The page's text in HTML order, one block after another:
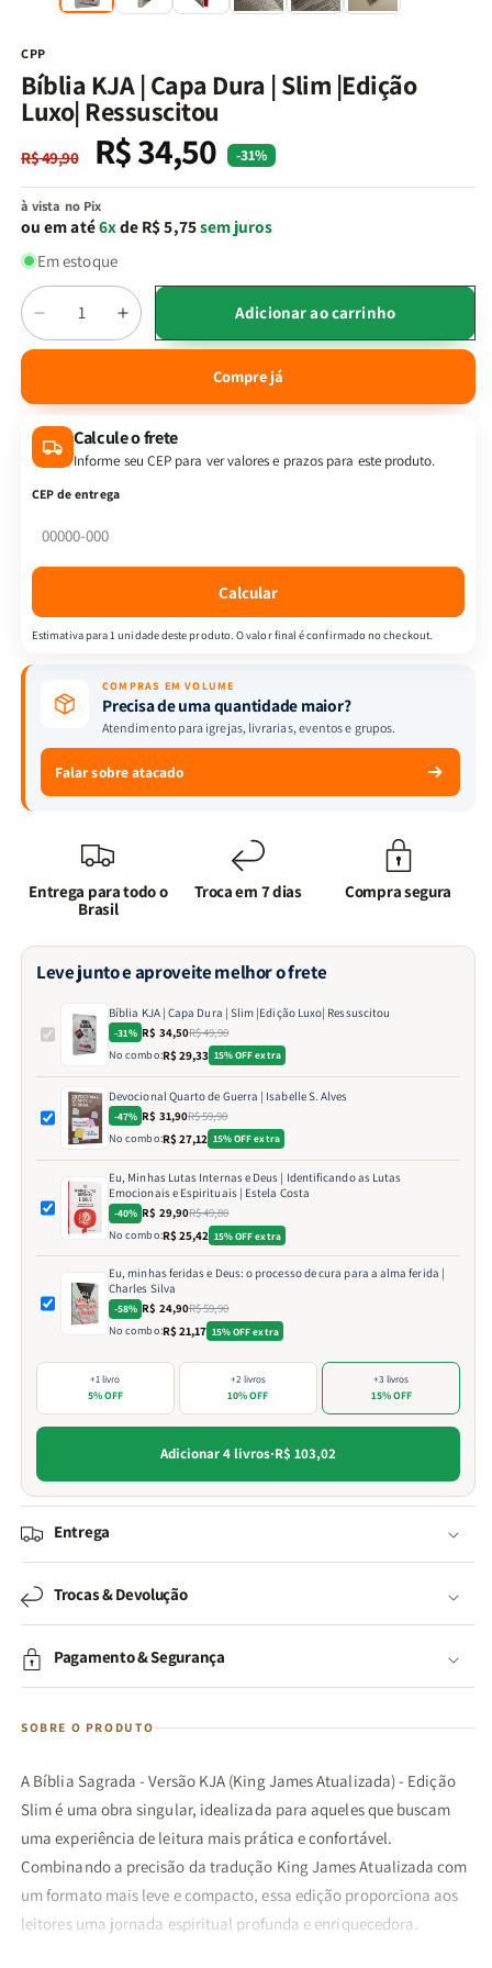
CPP
Bíblia KJA | Capa Dura | Slim |Edição
Luxo| Ressuscitou
Preço
normal
R$ 49,90
Preço
promocional
R$ 34,50 -31%
à vista no Pix
ou em até6xde R$ 5,75sem juros
Em estoque
Quantidade
Diminuir
a
Bíblia
KJA
|
Capa
|
Ressuscitou
Aumentar
a
quantidade
Bíblia
KJA
|
Ressuscitou
Adicionar ao carrinho
Compre já
Calcule o frete
Informe seu CEP para ver valores e prazos para este produto.
CEP de entrega
Calcular
Estimativa para 1 unidade deste produto. O valor final é confirmado no checkout.
COMPRAS EM VOLUME
Precisa de uma quantidade maior?
Atendimento para igrejas, livrarias, eventos e grupos.
Falar sobre atacado
Entrega para todo o
Brasil
Troca em 7 dias Compra segura
Leve junto e aproveite melhor o frete
Bíblia KJA | Capa Dura | Slim |Edição Luxo| Ressuscitou
-31% R$ 34,50R$ 49,90
No combo:R$ 29,33 15% OFF extra
Devocional Quarto de Guerra | Isabelle S. Alves
-47% R$ 31,90R$ 59,90
No combo:R$ 27,12 15% OFF extra
Eu, Minhas Lutas Internas e Deus | Identificando as Lutas
Emocionais e Espirituais | Estela Costa
-40% R$ 29,90R$ 49,80
No combo:R$ 25,42 15% OFF extra
Eu, minhas feridas e Deus: o processo de cura para a alma ferida |
Charles Silva
-58% R$ 24,90R$ 59,90
No combo:R$ 21,17 15% OFF extra
+1 livro
5% OFF
+2 livros
10% OFF
+3 livros
15% OFF
Adicionar 4 livros·R$ 103,02
Entrega
Trocas & Devolução
Pagamento & Segurança
SOBRE O PRODUTO
A Bíblia Sagrada - Versão KJA (King James Atualizada) - Edição
Slim é uma obra singular, idealizada para aqueles que buscam
uma experiência de leitura mais prática e confortável.
Combinando a precisão da tradução King James Atualizada com
um formato mais leve e compacto, essa edição proporciona aos
leitores uma jornada espiritual profunda e enriquecedora.